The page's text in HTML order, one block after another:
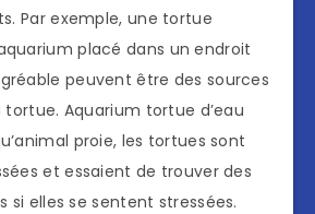
Par exemple, une tortue
placé dans un endroit
peuvent être des sources
tortue. Aquarium tortue d’eau
proie, les tortues sont
et essaient de trouver des
si elles se sentent stressées.